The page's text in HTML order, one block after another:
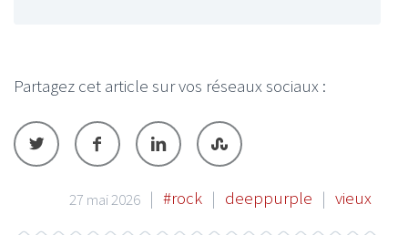
Partagez cet article sur vos réseaux sociaux :
27 mai 2026 | #rock | deeppurple | vieux